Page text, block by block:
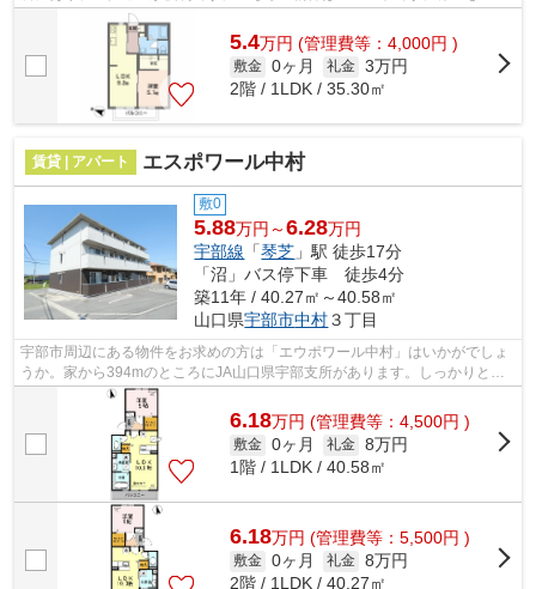
ズに合った物件を豊富に取り揃えてお...
5.4万円 (管理費等：4,000円 )
敷金 0ヶ月 礼金 3万円
2階 / 1LDK / 35.30㎡
賃貸 | アパート エスポワール中村
敷0
5.88万円～6.28万円
宇部線 「琴芝 」駅 徒歩17分
「沼」バス停下車 徒歩4分
築11年 / 40.27㎡～40.58㎡
山口県宇部市中村３丁目
宇部市周辺にある物件をお求めの方は「エウポワール中村」はいかがでしょ
うか。家から394mのところにJA山口県宇部支所があります。しっかりとし
た造りが自慢の築8年のアパート。こちら...
6.18万円 (管理費等：4,500円 )
敷金 0ヶ月 礼金 8万円
1階 / 1LDK / 40.58㎡
6.18万円 (管理費等：5,500円 )
敷金 0ヶ月 礼金 8万円
2階 / 1LDK / 40.27㎡